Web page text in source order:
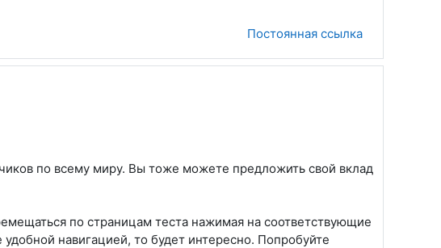
Постоянная ссылка
по всему миру. Вы тоже можете предложить свой вклад
по страницам теста нажимая на соответствующие
навигацией, то будет интересно. Попробуйте